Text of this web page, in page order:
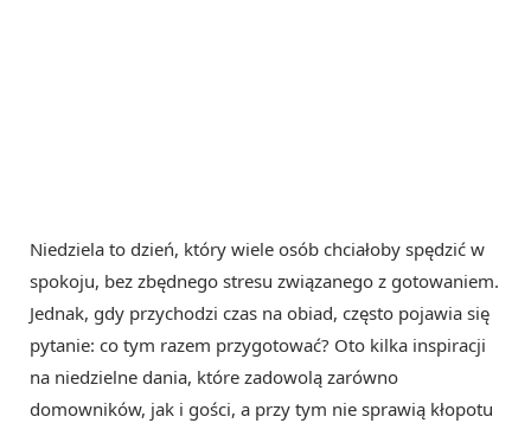
Niedziela to dzień, który wiele osób chciałoby spędzić w
spokoju, bez zbędnego stresu związanego z gotowaniem.
Jednak, gdy przychodzi czas na obiad, często pojawia się
pytanie: co tym razem przygotować? Oto kilka inspiracji
na niedzielne dania, które zadowolą zarówno
domowników, jak i gości, a przy tym nie sprawią kłopotu